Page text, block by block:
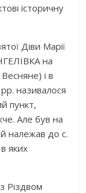
історичну
Діви Марії
на
і в
називалося
пункт,
Але був на
належав до с.
яких
Різдвом